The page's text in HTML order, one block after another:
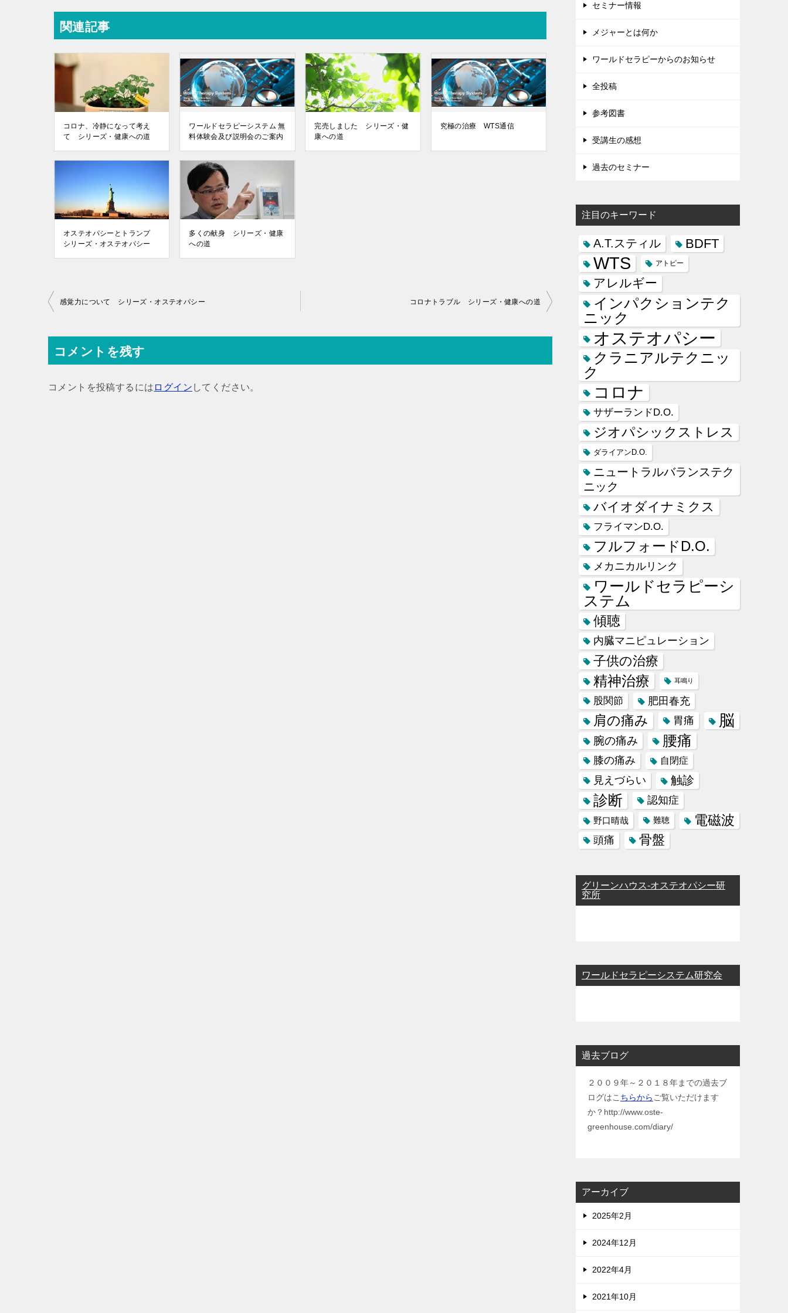
関連記事
コロナ、冷静になって考え
て シリーズ・健康への道
ワールドセラピーシステム 無
料体験会及び説明会のご案内
完売しました シリーズ・健
康への道
究極の治療 WTS通信
オステオパシーとトランプ
シリーズ・オステオパシー
多くの献身 シリーズ・健康
への道
投
ナ
ビ
ー
感覚力について シリーズ・オステオパシー コロナトラブル シリーズ・健康への道
コメントを残す
コメントを投稿するには ログイン してください。
セミナー情報
メジャーとは何か
ワールドセラピーからのお知らせ
全投稿
参考図書
受講生の感想
過去のセミナー
注目のキーワード
A.T.スティル BDFT
WTS アトピー
アレルギー
インパクションテク
ニック
オステオパシー
クラニアルテクニッ
ク
コロナ
サザーランドD.O.
ジオパシックストレス
ダライアンD.O.
ニュートラルバランステク
ニック
バイオダイナミクス
フライマンD.O.
フルフォードD.O.
メカニカルリンク
ワールドセラピーシ
ステム
傾聴
内臓マニピュレーション
子供の治療
精神治療 耳鳴り
股関節 肥田春充
肩の痛み 胃痛 脳
腕の痛み 腰痛
膝の痛み 自閉症
見えづらい 触診
診断 認知症
野口晴哉 難聴 電磁波
頭痛 骨盤
グリーンハウス-オステオパシー研
究所
ワールドセラピーシステム研究会
過去ブログ
２００９年～２０１８年までの過去ブ
ログはこ ちらから ご覧いただけます
か？http://www.oste-
greenhouse.com/diary/
アーカイブ
2025年2月
2024年12月
2022年4月
2021年10月